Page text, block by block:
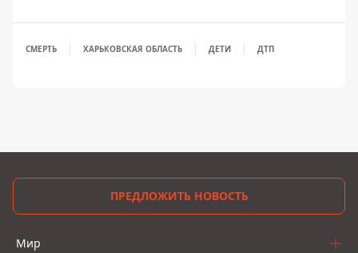
СМЕРТЬ ХАРЬКОВСКАЯ ОБЛАСТЬ ДЕТИ ДТП
ПРЕДЛОЖИТЬ НОВОСТЬ
Мир